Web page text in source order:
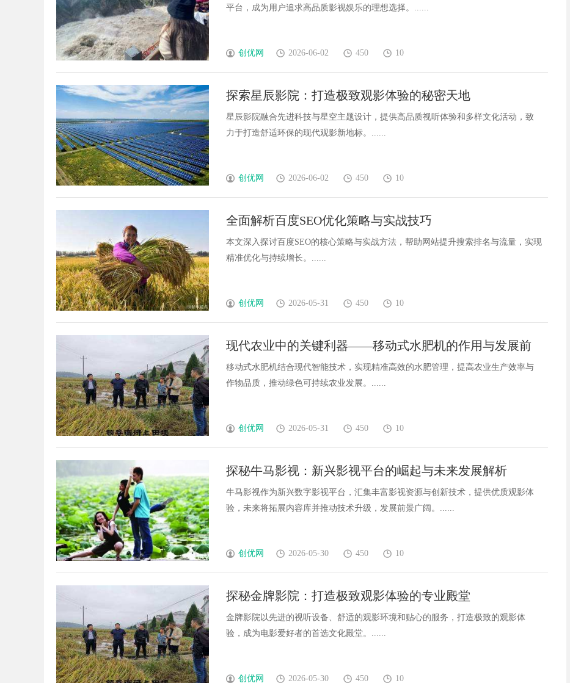
平台，成为用户追求高品质影视娱乐的理想选择。......
创优网 2026-06-02 450 10
探索星辰影院：打造极致观影体验的秘密天地
星辰影院融合先进科技与星空主题设计，提供高品质视听体验和多样文化活动，致
力于打造舒适环保的现代观影新地标。......
创优网 2026-06-02 450 10
全面解析百度SEO优化策略与实战技巧
本文深入探讨百度SEO的核心策略与实战方法，帮助网站提升搜索排名与流量，实现
精准优化与持续增长。......
创优网 2026-05-31 450 10
现代农业中的关键利器——移动式水肥机的作用与发展前
景
移动式水肥机结合现代智能技术，实现精准高效的水肥管理，提高农业生产效率与
作物品质，推动绿色可持续农业发展。......
创优网 2026-05-31 450 10
探秘牛马影视：新兴影视平台的崛起与未来发展解析
牛马影视作为新兴数字影视平台，汇集丰富影视资源与创新技术，提供优质观影体
验，未来将拓展内容库并推动技术升级，发展前景广阔。......
创优网 2026-05-30 450 10
探秘金牌影院：打造极致观影体验的专业殿堂
金牌影院以先进的视听设备、舒适的观影环境和贴心的服务，打造极致的观影体
验，成为电影爱好者的首选文化殿堂。......
创优网 2026-05-30 450 10